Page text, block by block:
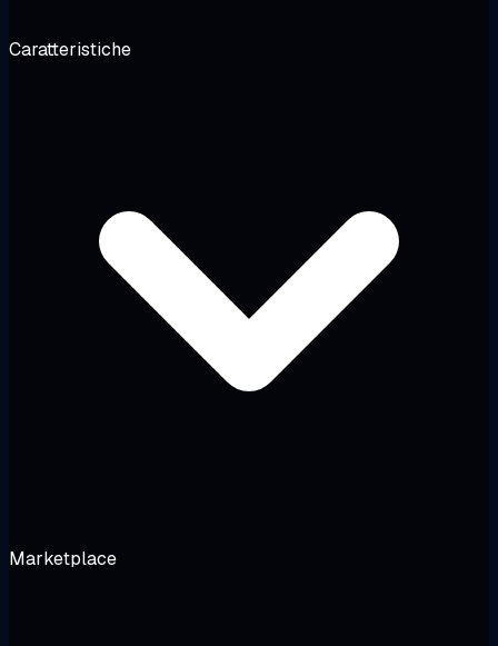
Caratteristiche
Marketplace